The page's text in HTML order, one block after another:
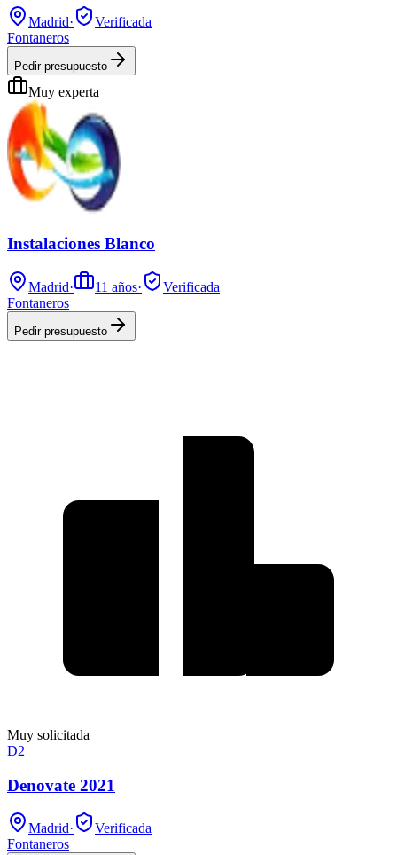
Madrid·
Verificada
Fontaneros
Pedir presupuesto
Muy experta
Instalaciones Blanco
Madrid· 11 años·
Verificada
Fontaneros
Pedir presupuesto
Muy solicitada
D2
Denovate 2021
Madrid·
Verificada
Fontaneros